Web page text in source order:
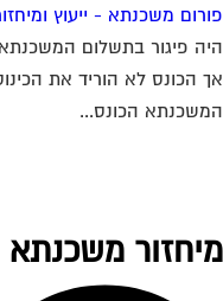
משכנתא - ייעוץ ומיחזור
פיגור בתשלום המשכנתא
הכונס לא הוריד את
הכונס...
משכנתא